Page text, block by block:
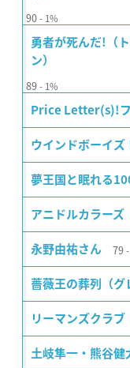
90 1%
勇者が死んだ!（
ン）
89 1%
Price Letter(s)!フ
ウインドボーイズ
夢王国と眠れる
アニドルカラーズ
永野由祐さん 79
薔薇王の葬列（グ
リーマンズクラブ
土岐隼一・熊谷健